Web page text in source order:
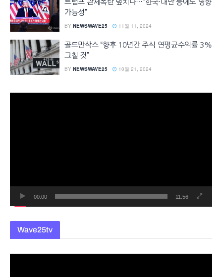
트럼프 관세폭탄 덮치나…”한국·대만 등에도 영향
가능성”
BY NEWSWAVE25 11월 11, 2024
골드만삭스 “향후 10년간 주식 연평균수익률 3%
그칠 것”
BY NEWSWAVE25 10월 21, 2024
00:00 11:56
Wave25tv